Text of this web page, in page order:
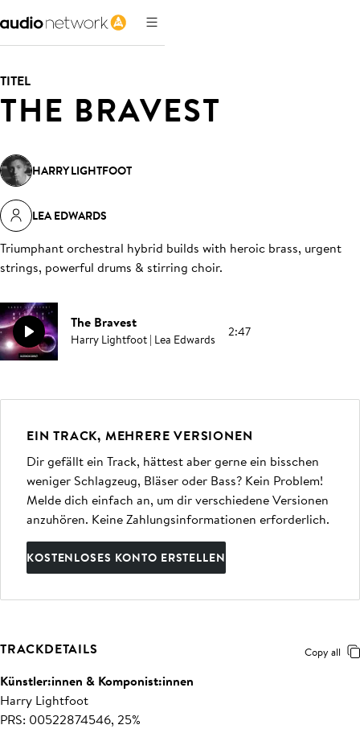
TITEL
THE BRAVEST
HARRY LIGHTFOOT
LEA EDWARDS
Triumphant orchestral hybrid builds with heroic brass, urgent
strings, powerful drums & stirring choir.
The Bravest
Harry Lightfoot | Lea Edwards 2:47
EIN TRACK, MEHRERE VERSIONEN
Dir gefällt ein Track, hättest aber gerne ein bisschen
weniger Schlagzeug, Bläser oder Bass? Kein Problem!
Melde dich einfach an, um dir verschiedene Versionen
anzuhören. Keine Zahlungsinformationen erforderlich.
KOSTENLOSES KONTO ERSTELLEN
TRACKDETAILS Copy all
Künstler:innen & Komponist:innen
Harry Lightfoot
PRS: 00522874546, 25%